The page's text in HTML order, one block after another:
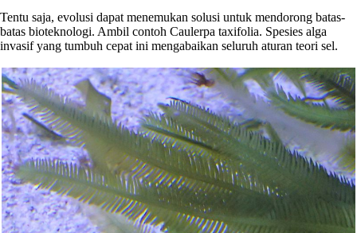
Tentu saja, evolusi dapat menemukan solusi untuk mendorong batas-
batas bioteknologi. Ambil contoh Caulerpa taxifolia. Spesies alga
invasif yang tumbuh cepat ini mengabaikan seluruh aturan teori sel.